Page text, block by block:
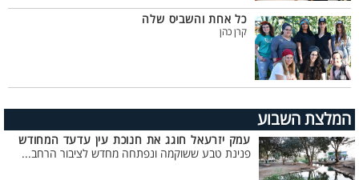
כל אחת והשביס שלה
קרן כהן
המלצת השבוע
עמק יזרעאל חוגג את חנוכת עין עדעד המחודש
פנינת טבע ששוקמה ונפתחה מחדש לציבור הרחב...